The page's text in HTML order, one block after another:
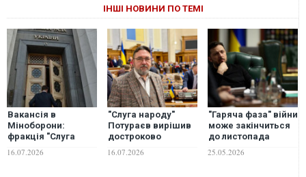
ІНШІ НОВИНИ ПО ТЕМІ
Вакансія в
Міноборони:
фракція "Слуга
зібратися на нове
16.07.2026
"Слуга народу"
Потураєв вирішив
достроково
депутатський
16.07.2026
"Гаряча фаза" війни
може закінчиться
до листопада
Зеленський на
25.05.2026